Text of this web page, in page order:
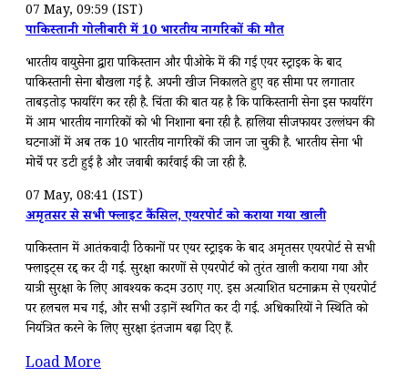
07 May, 09:59 (IST)
पाकिस्तानी गोलीबारी में 10 भारतीय नागरिकों की मौत
भारतीय वायुसेना द्वारा पाकिस्तान और पीओके में की गई एयर स्ट्राइक के बाद
पाकिस्तानी सेना बौखला गई है. अपनी खीज निकालते हुए वह सीमा पर लगातार
ताबड़तोड़ फायरिंग कर रही है. चिंता की बात यह है कि पाकिस्तानी सेना इस फायरिंग
में आम भारतीय नागरिकों को भी निशाना बना रही है. हालिया सीजफायर उल्लंघन की
घटनाओं में अब तक 10 भारतीय नागरिकों की जान जा चुकी है. भारतीय सेना भी
मोर्चे पर डटी हुई है और जवाबी कार्रवाई की जा रही है.
07 May, 08:41 (IST)
अमृतसर से सभी फ्लाइट कैंसिल, एयरपोर्ट को कराया गया खाली
पाकिस्तान में आतंकवादी ठिकानों पर एयर स्ट्राइक के बाद अमृतसर एयरपोर्ट से सभी
फ्लाइट्स रद्द कर दी गईं. सुरक्षा कारणों से एयरपोर्ट को तुरंत खाली कराया गया और
यात्री सुरक्षा के लिए आवश्यक कदम उठाए गए. इस अप्रत्याशित घटनाक्रम से एयरपोर्ट
पर हलचल मच गई, और सभी उड़ानें स्थगित कर दी गईं. अधिकारियों ने स्थिति को
नियंत्रित करने के लिए सुरक्षा इंतजाम बढ़ा दिए हैं.
Load More